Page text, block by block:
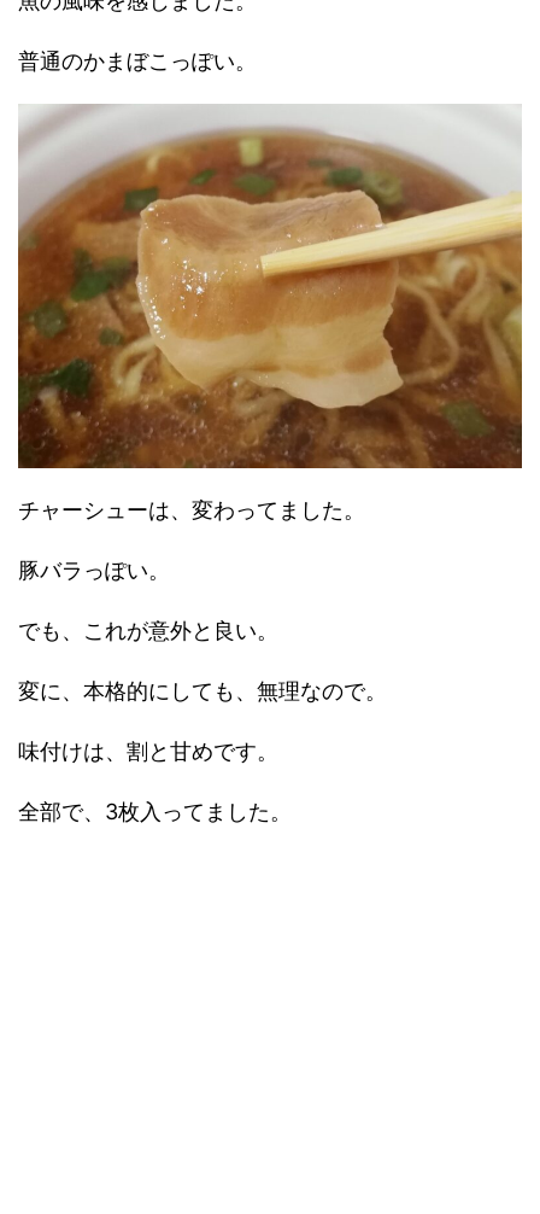
普通のかまぼこっぽい。
チャーシューは、変わってました。
豚バラっぽい。
でも、これが意外と良い。
変に、本格的にしても、無理なので。
味付けは、割と甘めです。
全部で、3枚入ってました。